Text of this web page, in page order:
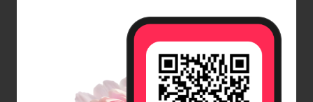
Как правильно подобрать кашпо для
разных условий содержания
Выбор кашпо играет важную роль в развитии
растений, ведь от его формы, материала и размера